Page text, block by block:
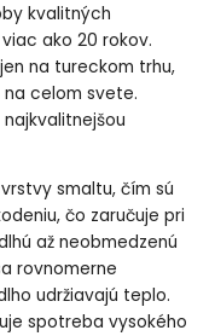
kvalitných
ako 20 rokov.
na tureckom trhu,
celom svete.
smaltu, čím sú
čo zaručuje pri
až neobmedzenú
rovnomerne
udržiavajú teplo.
spotreba vysokého